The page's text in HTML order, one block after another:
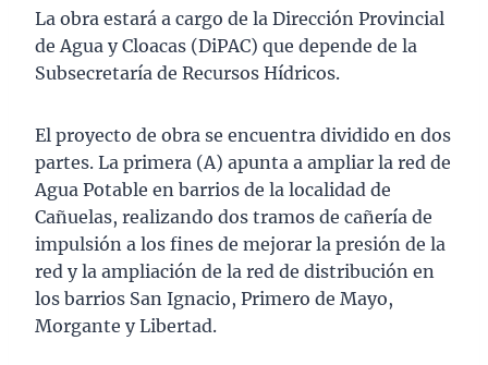
La obra estará a cargo de la Dirección Provincial
de Agua y Cloacas (DiPAC) que depende de la
Subsecretaría de Recursos Hídricos.
El proyecto de obra se encuentra dividido en dos
partes. La primera (A) apunta a ampliar la red de
Agua Potable en barrios de la localidad de
Cañuelas, realizando dos tramos de cañería de
impulsión a los fines de mejorar la presión de la
red y la ampliación de la red de distribución en
los barrios San Ignacio, Primero de Mayo,
Morgante y Libertad.